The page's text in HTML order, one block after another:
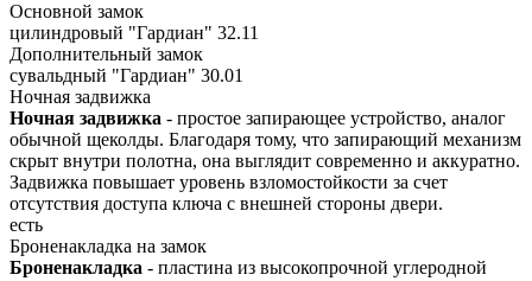
Основной замок
цилиндровый "Гардиан" 32.11
Дополнительный замок
сувальдный "Гардиан" 30.01
Ночная задвижка
Ночная задвижка - простое запирающее устройство, аналог
обычной щеколды. Благодаря тому, что запирающий механизм
скрыт внутри полотна, она выглядит современно и аккуратно.
Задвижка повышает уровень взломостойкости за счет
отсутствия доступа ключа с внешней стороны двери.
есть
Броненакладка на замок
Броненакладка - пластина из высокопрочной углеродной